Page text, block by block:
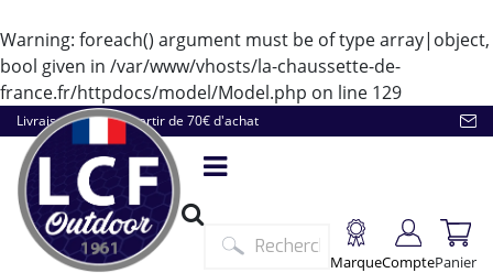
Warning: foreach() argument must be of type array|object,
bool given in /var/www/vhosts/la-chaussette-de-
france.fr/httpdocs/model/Model.php on line 129
Livraison offerte à partir de 70€ d'achat
MarqueComptePanier